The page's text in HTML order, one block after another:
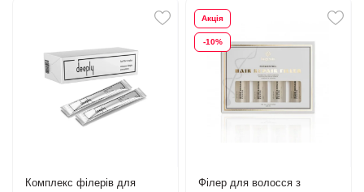
Комплекс філерів для
Акція
-10%
Філер для волосся з